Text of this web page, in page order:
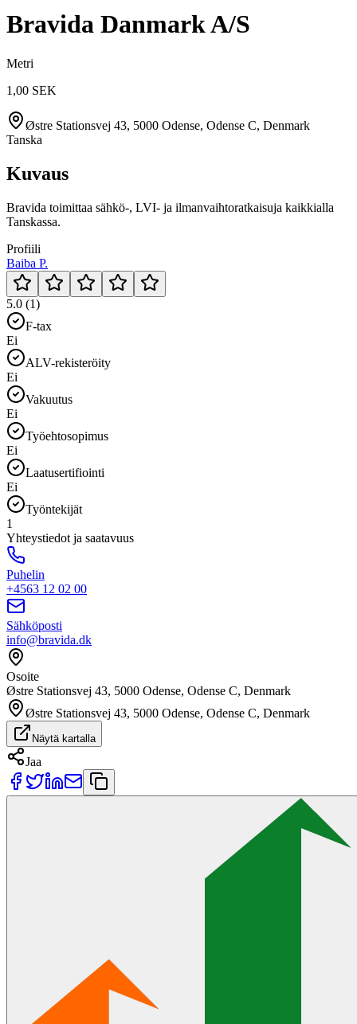
Bravida Danmark A/S
Metri
1,00 SEK
Østre Stationsvej 43, 5000 Odense, Odense C, Denmark
Tanska
Kuvaus
Bravida toimittaa sähkö-, LVI- ja ilmanvaihtoratkaisuja kaikkialla
Tanskassa.
Profiili
Baiba P.
5.0 (1)
F-tax
Ei
ALV-rekisteröity
Ei
Vakuutus
Ei
Työehtosopimus
Ei
Laatusertifiointi
Ei
Työntekijät
1
Yhteystiedot ja saatavuus
Puhelin
+4563 12 02 00
Sähköposti
info@bravida.dk
Osoite
Østre Stationsvej 43, 5000 Odense, Odense C, Denmark
Østre Stationsvej 43, 5000 Odense, Odense C, Denmark
Näytä kartalla
Jaa